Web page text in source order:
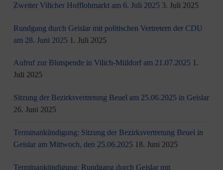
Zweiter Vilicher Hofflohmarkt am 6. Juli 2025 3. Juli 2025
Rundgang durch Geislar mit politischen Vertretern der CDU
am 28. Juni 2025 1. Juli 2025
Aufruf zur Blutspende in Vilich-Müldorf am 21.07.2025 1.
Juli 2025
Sitzung der Bezirksvertretung Beuel am 25.06.2025 in Geislar
26. Juni 2025
Terminankündigung: Sitzung der Bezirksvertretung Beuel in
Geislar am Mittwoch, den 25.06.2025 18. Juni 2025
Terminankündigung: Rundgang durch Geislar mit